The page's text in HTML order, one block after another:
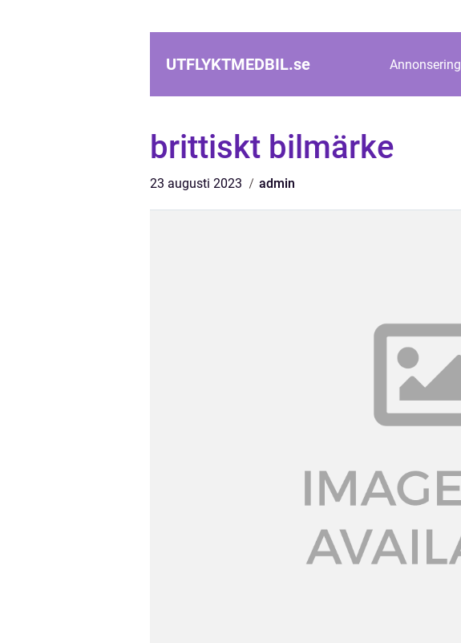
UTFLYKTMEDBIL.se Annonsering
brittiskt bilmärke
23 augusti 2023 admin